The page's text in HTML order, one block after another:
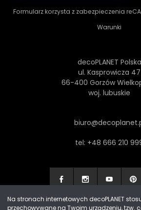
Formularz korzysta z zabezpieczenia
Warunki
decoPLANET Polska
ul. Kasprowicza 47
66-400 Gorzów
woj. lubuskie
tel: +48 666 210
Na stronach internetowych decoPLANET
przechowywane na Twoim urządzeniu, tzw.